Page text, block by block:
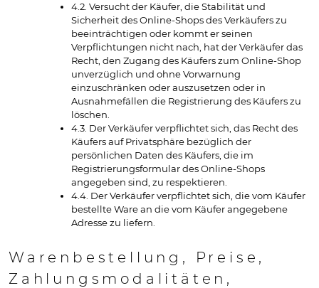
4.2. Versucht der Käufer, die Stabilität und
Sicherheit des Online-Shops des Verkäufers zu
beeinträchtigen oder kommt er seinen
Verpflichtungen nicht nach, hat der Verkäufer das
Recht, den Zugang des Käufers zum Online-Shop
unverzüglich und ohne Vorwarnung
einzuschränken oder auszusetzen oder in
Ausnahmefällen die Registrierung des Käufers zu
löschen.
4.3. Der Verkäufer verpflichtet sich, das Recht des
Käufers auf Privatsphäre bezüglich der
persönlichen Daten des Käufers, die im
Registrierungsformular des Online-Shops
angegeben sind, zu respektieren.
4.4. Der Verkäufer verpflichtet sich, die vom Käufer
bestellte Ware an die vom Käufer angegebene
Adresse zu liefern.
Warenbestellung, Preise,
Zahlungsmodalitäten,